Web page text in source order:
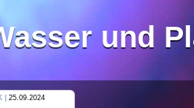
und
23.09.2024